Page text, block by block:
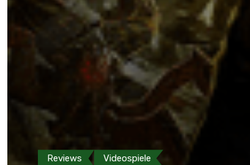
Reviews Videospiele